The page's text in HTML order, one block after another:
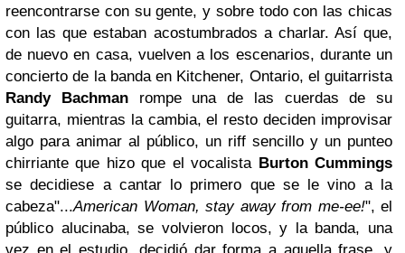
reencontrarse con su gente, y sobre todo con las chicas
con las que estaban acostumbrados a charlar. Así que,
de nuevo en casa, vuelven a los escenarios, durante un
concierto de la banda en Kitchener, Ontario, el guitarrista
Randy Bachmanrompe una de las cuerdas de su
guitarra, mientras la cambia, el resto deciden improvisar
algo para animar al público, un riff sencillo y un punteo
chirriante que hizo que el vocalista Burton Cummings
se decidiese a cantar lo primero que se le vino a la
cabeza"...American Woman, stay away from me-ee!", el
público alucinaba, se volvieron locos, y la banda, una